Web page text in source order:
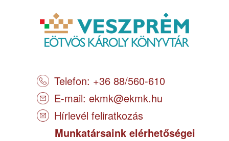
Telefon: +36 88/560-610
E-mail: ekmk@ekmk.hu
Hírlevél feliratkozás
Munkatársaink elérhetőségei